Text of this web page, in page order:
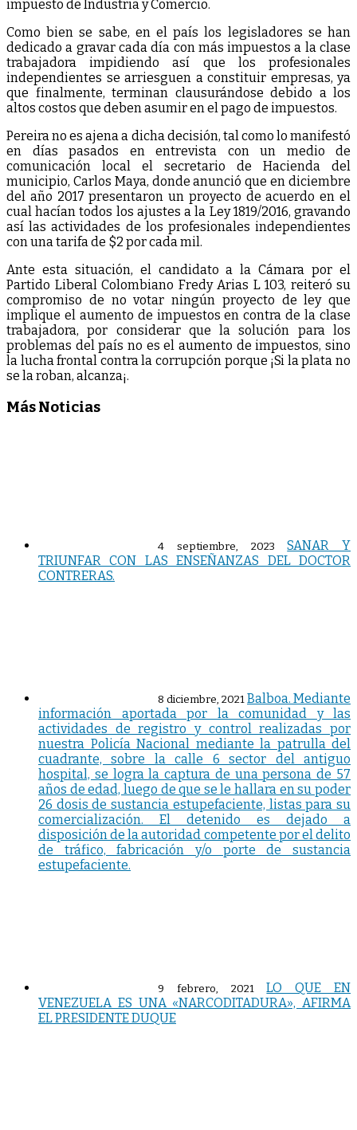
impuesto de Industria y Comercio.
Como bien se sabe, en el país los legisladores se han
dedicado a gravar cada día con más impuestos a la clase
trabajadora impidiendo así que los profesionales
independientes se arriesguen a constituir empresas, ya
que finalmente, terminan clausurándose debido a los
altos costos que deben asumir en el pago de impuestos.
Pereira no es ajena a dicha decisión, tal como lo manifestó
en días pasados en entrevista con un medio de
comunicación local el secretario de Hacienda del
municipio, Carlos Maya, donde anunció que en diciembre
del año 2017 presentaron un proyecto de acuerdo en el
cual hacían todos los ajustes a la Ley 1819/2016, gravando
así las actividades de los profesionales independientes
con una tarifa de $2 por cada mil.
Ante esta situación, el candidato a la Cámara por el
Partido Liberal Colombiano Fredy Arias L 103, reiteró su
compromiso de no votar ningún proyecto de ley que
implique el aumento de impuestos en contra de la clase
trabajadora, por considerar que la solución para los
problemas del país no es el aumento de impuestos, sino
la lucha frontal contra la corrupción porque ¡Si la plata no
se la roban, alcanza¡.
Más Noticias
4 septiembre, 2023
SANAR Y
TRIUNFAR CON LAS ENSEÑANZAS DEL DOCTOR
CONTRERAS.
8 diciembre, 2021Balboa. Mediante
información aportada por la comunidad y las
actividades de registro y control realizadas por
nuestra Policía Nacional mediante la patrulla del
cuadrante, sobre la calle 6 sector del antiguo
hospital, se logra la captura de una persona de 57
años de edad, luego de que se le hallara en su poder
26 dosis de sustancia estupefaciente, listas para su
comercialización. El detenido es dejado a
disposición de la autoridad competente por el delito
de tráfico, fabricación y/o porte de sustancia
estupefaciente.
9 febrero, 2021
LO QUE EN
VENEZUELA ES UNA «NARCODITADURA», AFIRMA
EL PRESIDENTE DUQUE